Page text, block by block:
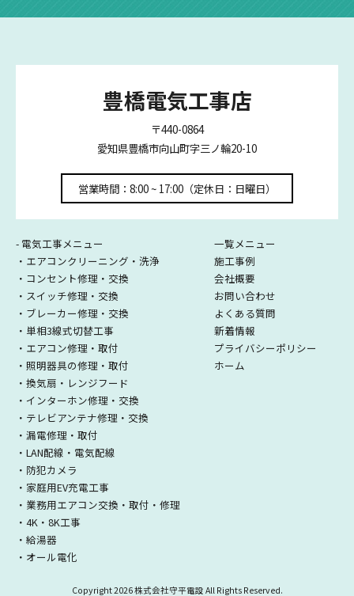
豊橋電気工事店
〒440-0864
愛知県豊橋市向山町字三ノ輪20-10
営業時間：8:00 ~ 17:00（定休日：日曜日）
- 電気工事メニュー
・エアコンクリーニング・洗浄
・コンセント修理・交換
・スイッチ修理・交換
・ブレーカー修理・交換
・単相3線式切替工事
・エアコン修理・取付
・照明器具の修理・取付
・換気扇・レンジフード
・インターホン修理・交換
・テレビアンテナ修理・交換
・漏電修理・取付
・LAN配線・電気配線
・防犯カメラ
・家庭用EV充電工事
・業務用エアコン交換・取付・修理
・4K・8K工事
・給湯器
・オール電化
一覧メニュー
施工事例
会社概要
お問い合わせ
よくある質問
新着情報
プライバシーポリシー
ホーム
Copyright2026 株式会社守平電設 All Rights Reserved.